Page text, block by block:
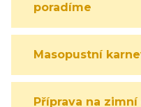
poradíme
Masopustní
Příprava na